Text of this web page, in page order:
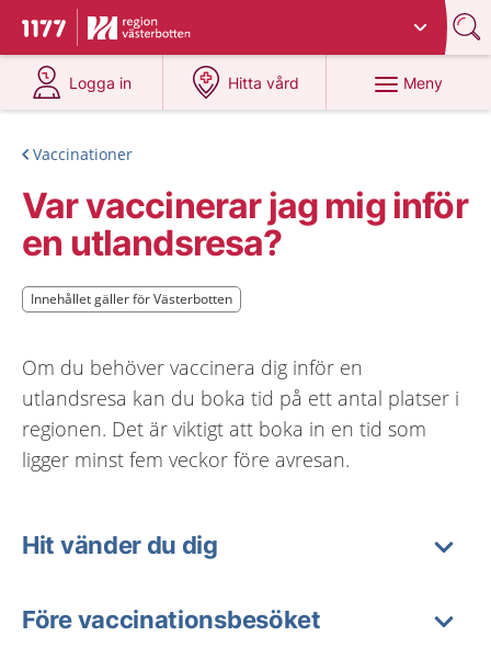
Till startsidan för 1177
Du har valt region
Logga in
på 1177.se
Hitta vård
på 1177.se
Meny
Vaccinationer
Var vaccinerar jag mig inför
en utlandsresa?
Innehållet gäller för Västerbotten
Innehållet gäller för Västerbotten
Om du behöver vaccinera dig inför en
utlandsresa kan du boka tid på ett antal platser i
regionen. Det är viktigt att boka in en tid som
ligger minst fem veckor före avresan.
Hit vänder du dig
Före vaccinationsbesöket